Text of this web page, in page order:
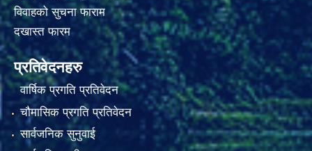
विवाहको सुचना फाराम
दखास्त फारम
प्रतिवेदनहरु
वार्षिक प्रगति प्रतिवेदन
चौमासिक प्रगति प्रतिवेदन
सार्वजनिक सुनुवाई